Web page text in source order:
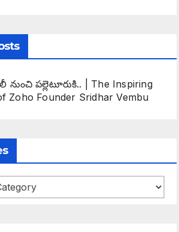
పల్లెటూరుకి.. | The Inspiring
Zoho Founder Sridhar Vembu